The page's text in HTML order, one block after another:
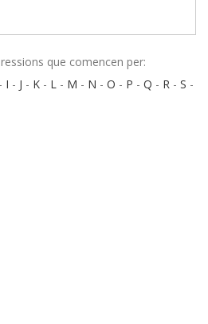
que comencen per:
- I - J - K - L - M - N - O - P - Q - R - S -